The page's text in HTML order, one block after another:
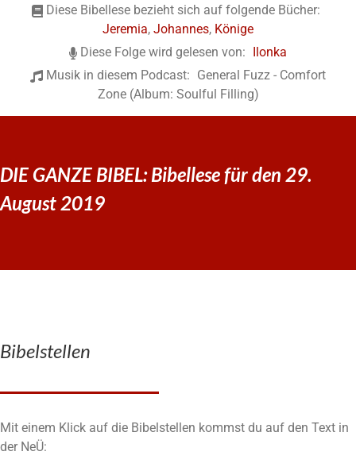
Diese Bibellese bezieht sich auf folgende Bücher:
Jeremia, Johannes, Könige
Diese Folge wird gelesen von:
Ilonka
Musik in diesem Podcast: General Fuzz - Comfort
Zone (Album: Soulful Filling)
DIE GANZE BIBEL: Bibellese für den 29.
August 2019
Bibelstellen
Mit einem Klick auf die Bibelstellen kommst du auf den Text in
der NeÜ: